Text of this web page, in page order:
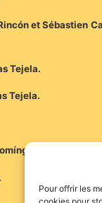
Pour offrir les
et Sébastien
Tejela.
Tejela.